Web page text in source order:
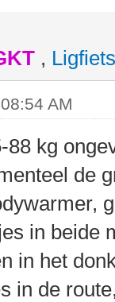
,
AM
88 kg
de
in beide
in het
in de